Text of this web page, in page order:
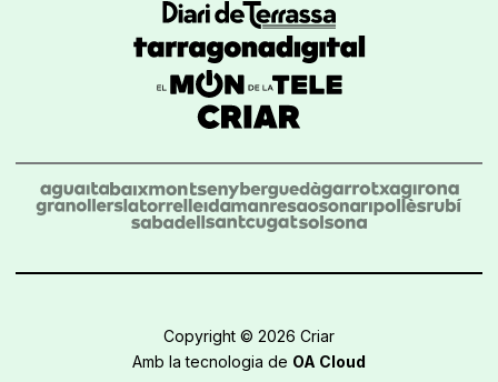
Copyright © 2026 Criar
Amb la tecnologia de OA Cloud